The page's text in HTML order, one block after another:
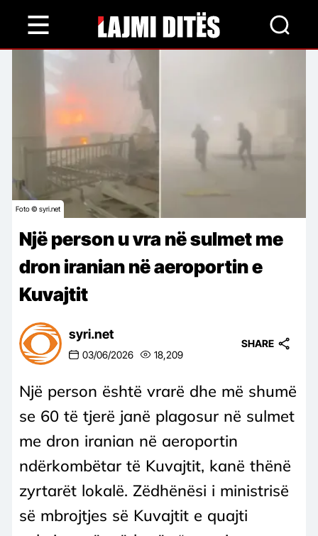
content
Foto © syri.net
Një person u vra në sulmet me
dron iranian në aeroportin e
Kuvajtit
syri.net
03/06/2026 18,209
SHARE
Një person është vrarë dhe më shumë
se 60 të tjerë janë plagosur në sulmet
me dron iranian në aeroportin
ndërkombëtar të Kuvajtit, kanë thënë
zyrtarët lokalë. Zëdhënësi i ministrisë
së mbrojtjes së Kuvajtit e quajti